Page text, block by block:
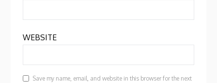
WEBSITE
Save my name, email, and website in this browser for the next